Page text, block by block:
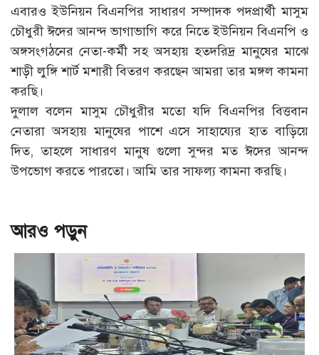
এবারও ইউনিয়ন বিএনপির সাধারণ সম্পাদক পদপ্রার্থী মাসুম
চৌধুরী ঈদের আনন্দ ভাগাভাগি করে নিতে ইউনিয়ন বিএনপি ও
অঙ্গসংগঠনের নেতা-কর্মী সহ অসহায় হতদরিদ্র মানুষের মাঝে
শাড়ী লুঙ্গি শার্ট মশারী বিতরণ করছেন আমরা তার মঙ্গল কামনা
করছি।
দুলাল বলেন মাসুম চৌধুরীর মতো যদি বিএনপির বিত্তবান
নেতারা অসহায় মানুষের পাশে এসে সাহায্যের হাত বাড়িয়ে
দিত, তাহলে সাধারণ মানুষ গুলো সুন্দর মত ঈদের আনন্দ
উপভোগ করতে পারতো। আমি তার সাফল্য কামনা করছি।
আরও পড়ুন